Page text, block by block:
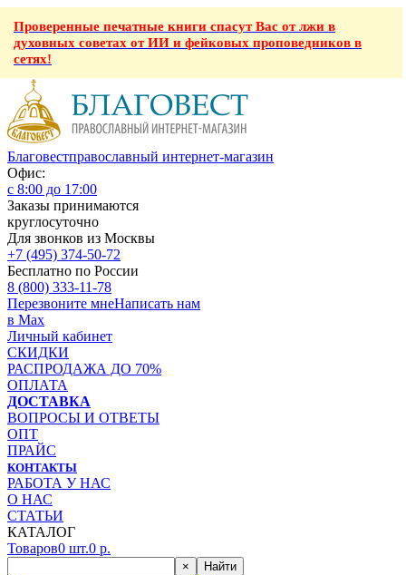
Проверенные печатные книги спасут Вас от лжи в
духовных советах от ИИ и фейковых проповедников в
сетях!
Благовестправославный интернет-магазин
Офис:
с 8:00 до 17:00
Заказы принимаются
круглосуточно
Для звонков из Москвы
+7 (495) 374-50-72
Бесплатно по России
8 (800) 333-11-78
Перезвоните мнеНаписать нам
в Max
Личный кабинет
СКИДКИ
РАСПРОДАЖА ДО 70%
ОПЛАТА
ДОСТАВКА
ВОПРОСЫ И ОТВЕТЫ
ОПТ
ПРАЙС
КОНТАКТЫ
РАБОТА У НАС
О НАС
СТАТЬИ
КАТАЛОГ
Товаров0 шт.0 р.
× Найти